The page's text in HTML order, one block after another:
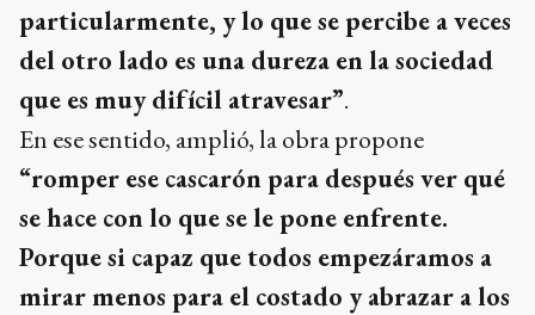
particularmente, y lo que se percibe a veces
del otro lado es una dureza en la sociedad
que es muy difícil atravesar”.
En ese sentido, amplió, la obra propone
“romper ese cascarón para después ver qué
se hace con lo que se le pone enfrente.
Porque si capaz que todos empezáramos a
mirar menos para el costado y abrazar a los